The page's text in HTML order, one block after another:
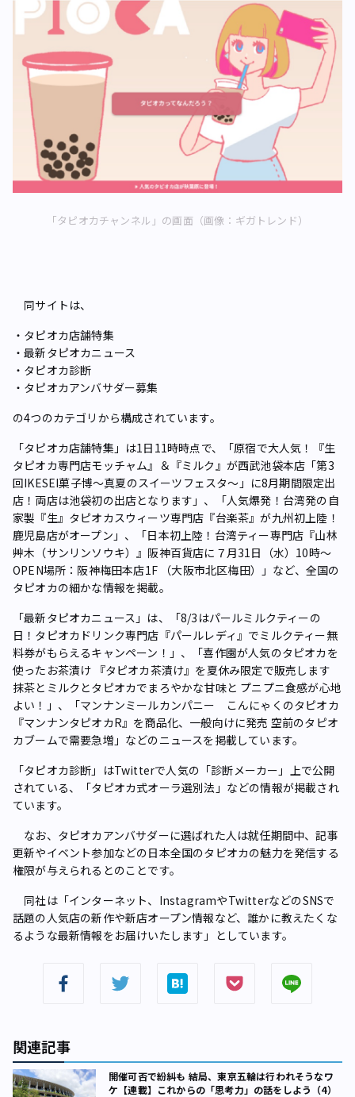
「タピオカチャンネル」の画面（画像：ギガトレンド）
同サイトは、
・タピオカ店舗特集
・最新タピオカニュース
・タピオカ診断
・タピオカアンバサダー募集
の4つのカテゴリから構成されています。
「タピオカ店舗特集」は1日11時時点で、「原宿で大人気！『生
タピオカ専門店モッチャム』＆『ミルク』が西武池袋本店「第3
回IKESEI菓子博～真夏のスイーツフェスタ～」に8月期間限定出
店！両店は池袋初の出店となります」、「人気爆発！台湾発の自
家製『生』タピオカスウィーツ専門店『台楽茶』が九州初上陸！
鹿児島店がオープン」、「日本初上陸！台湾ティー専門店『山林
艸木（サンリンソウキ）』阪神百貨店に７月31日（水）10時～
OPEN場所：阪神梅田本店1F （大阪市北区梅田）」など、全国の
タピオカの細かな情報を掲載。
「最新タピオカニュース」は、「8/3はパールミルクティーの
日！タピオカドリンク専門店『パールレディ』でミルクティー無
料券がもらえるキャンペーン！」、「喜作園が人気のタピオカを
使ったお茶漬け 『タピオカ茶漬け』を夏休み限定で販売します
抹茶とミルクとタピオカでまろやかな甘味と プニプニ食感が心地
よい！」、「マンナンミールカンパニー こんにゃくのタピオカ
『マンナンタピオカR』を商品化、一般向けに発売 空前のタピオ
カブームで需要急増」などのニュースを掲載しています。
「タピオカ診断」はTwitterで人気の「診断メーカー」上で公開
されている、「タピオカ式オーラ選別法」などの情報が掲載され
ています。
なお、タピオカアンバサダーに選ばれた人は就任期間中、記事
更新やイベント参加などの日本全国のタピオカの魅力を発信する
権限が与えられるとのことです。
同社は「インターネット、InstagramやTwitterなどのSNSで
話題の人気店の新作や新店オープン情報など、誰かに教えたくな
るような最新情報をお届けいたします」としています。
関連記事
開催可否で紛糾も 結局、東京五輪は行われそうなワ
ケ【連載】これからの「思考力」の話をしよう（4）